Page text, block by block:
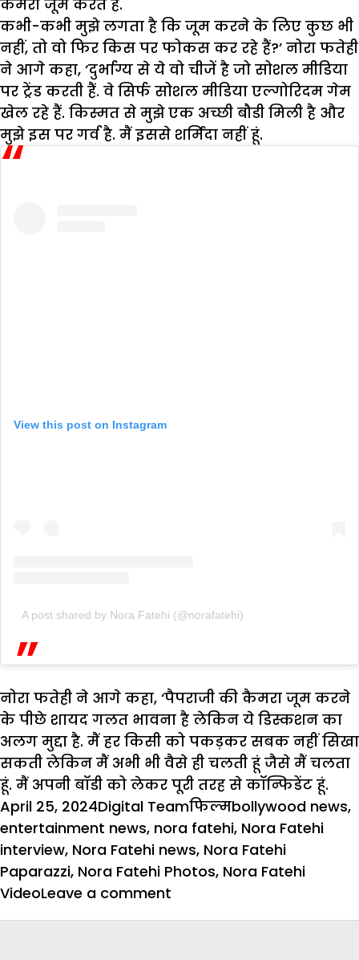
कैमरा जूम करते हैं.
कभी-कभी मुझे लगता है कि जूम करने के लिए कुछ भी
नहीं, तो वो फिर किस पर फोकस कर रहे हैं?’ नोरा फतेही
ने आगे कहा, ‘दुर्भाग्य से ये वो चीजें है जो सोशल मीडिया
पर ट्रेंड करती हैं. वे सिर्फ सोशल मीडिया एल्गोरिदम गेम
खेल रहे हैं. किस्मत से मुझे एक अच्छी बौडी मिली है और
मुझे इस पर गर्व है. मैं इससे शर्मिंदा नहीं हूं.
View this post on Instagram
A post shared by Nora Fatehi (@norafatehi)
नोरा फतेही ने आगे कहा, ‘पैपराजी की कैमरा जूम करने
के पीछे शायद गलत भावना है लेकिन ये डिस्कशन का
अलग मुद्दा है. मैं हर किसी को पकड़कर सबक नहीं सिखा
सकती लेकिन मैं अभी भी वैसे ही चलती हूं जैसे मैं चलता
हूं. मैं अपनी बॉडी को लेकर पूरी तरह से कॉन्फिडेंट हूं.
Posted
on
April 25, 2024Author
Digital TeamCategories
फिल्मTags
bollywood news,
entertainment news, nora fatehi, Nora Fatehi
interview, Nora Fatehi news, Nora Fatehi
Paparazzi, Nora Fatehi Photos, Nora Fatehi
VideoLeave a comment